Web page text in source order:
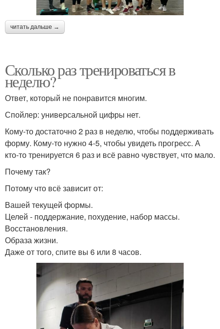
читать дальше →
Сколько раз тренироваться в
неделю?
Ответ, который не понравится многим.
Спойлер: универсальной цифры нет.
Кому-то достаточно 2 раз в неделю, чтобы поддерживать
форму. Кому-то нужно 4-5, чтобы увидеть прогресс. А
кто-то тренируется 6 раз и всё равно чувствует, что мало.
Почему так?
Потому что всё зависит от:
Вашей текущей формы.
Целей - поддержание, похудение, набор массы.
Восстановления.
Образа жизни.
Даже от того, спите вы 6 или 8 часов.